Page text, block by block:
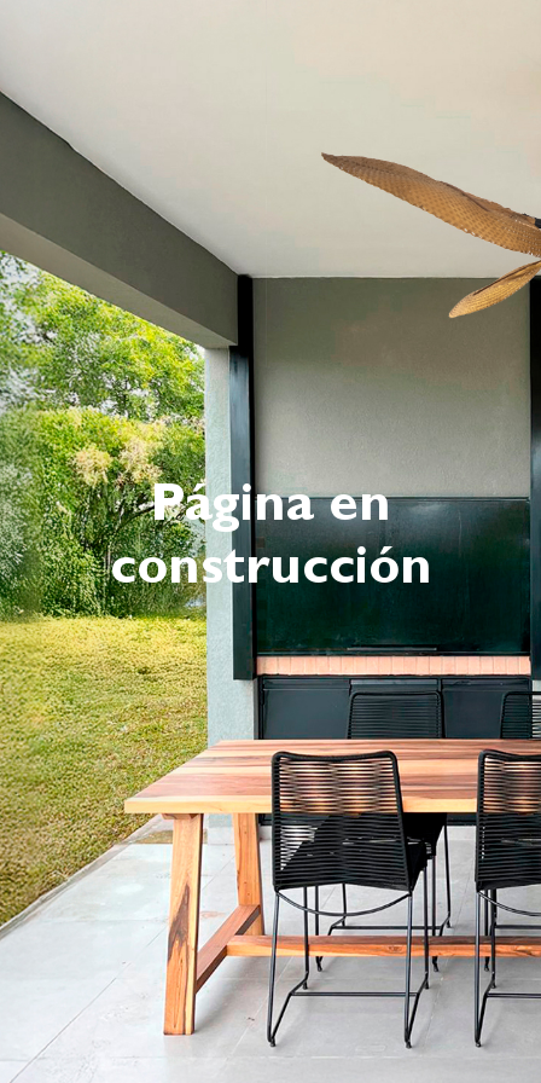
Página en
construcción